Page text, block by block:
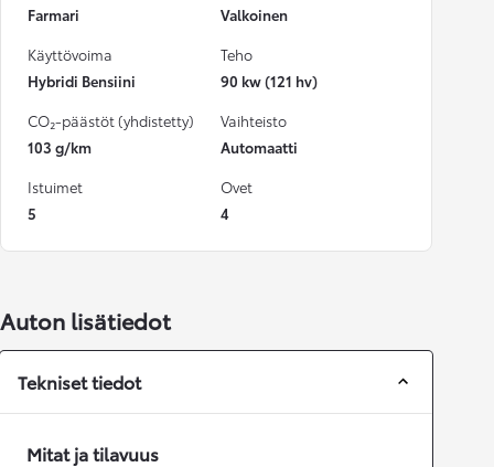
Farmari
Valkoinen
Käyttövoima
Hybridi Bensiini
Teho
90 kw (121 hv)
CO₂-päästöt (yhdistetty)
103 g/km
Vaihteisto
Automaatti
Istuimet
5
Ovet
4
Auton lisätiedot
Tekniset tiedot
Mitat ja tilavuus